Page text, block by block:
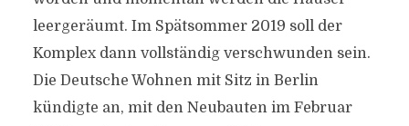
leergeräumt. Im Spätsommer 2019 soll der
Komplex dann vollständig verschwunden sein.
Die Deutsche Wohnen mit Sitz in Berlin
kündigte an, mit den Neubauten im Februar